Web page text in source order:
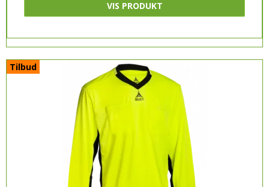
VIS PRODUKT
Tilbud